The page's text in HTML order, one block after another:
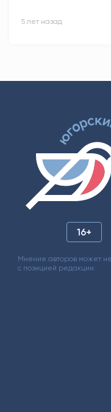
5 лет назад
16+
Мнение авторов может
с позицией редакции.